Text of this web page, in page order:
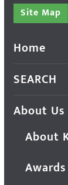
Site Map
Home
SEARCH
About Us
About